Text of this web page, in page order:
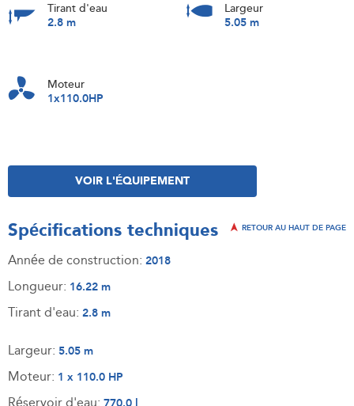
Tirant d'eau
2.8 m
Largeur
5.05 m
Moteur
1x110.0HP
VOIR L'ÉQUIPEMENT
Spécifications techniques RETOUR AU HAUT DE PAGE
Année de construction: 2018
Longueur: 16.22 m
Tirant d'eau: 2.8 m
Largeur: 5.05 m
Moteur: 1 x 110.0 HP